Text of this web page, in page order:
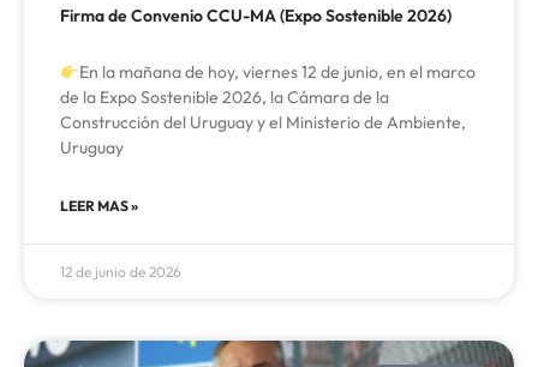
Firma de Convenio CCU-MA (Expo Sostenible 2026)
En la mañana de hoy, viernes 12 de junio, en el marco
de la Expo Sostenible 2026, la Cámara de la
Construcción del Uruguay y el Ministerio de Ambiente,
Uruguay
LEER MAS »
12 de junio de 2026